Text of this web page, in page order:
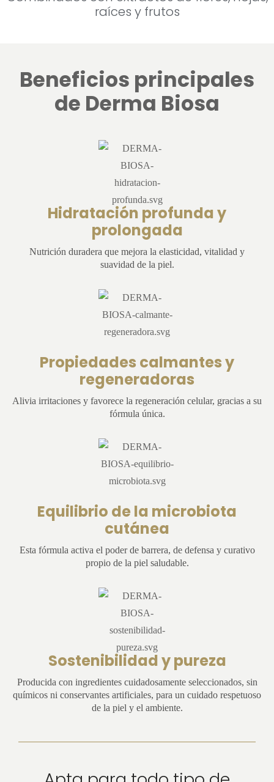
raíces y frutos
Beneficios principales
de Derma Biosa
Hidratación profunda y
prolongada
Nutrición duradera que mejora la elasticidad, vitalidad y
suavidad de la piel.
Propiedades calmantes y
regeneradoras
Alivia irritaciones y favorece la regeneración celular, gracias a su
fórmula única.
Equilibrio de la microbiota
cutánea
Esta fórmula activa el poder de barrera, de defensa y curativo
propio de la piel saludable.
Sostenibilidad y pureza
Producida con ingredientes cuidadosamente seleccionados, sin
químicos ni conservantes artificiales, para un cuidado respetuoso
de la piel y el ambiente.